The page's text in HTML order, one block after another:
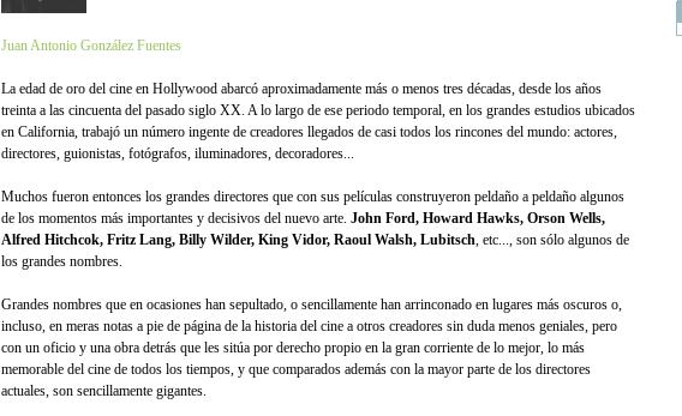
Juan Antonio González Fuentes
La edad de oro del cine en Hollywood abarcó aproximadamente más o menos tres décadas, desde los años
treinta a las cincuenta del pasado siglo XX. A lo largo de ese periodo temporal, en los grandes estudios ubicados
en California, trabajó un número ingente de creadores llegados de casi todos los rincones del mundo: actores,
directores, guionistas, fotógrafos, iluminadores, decoradores...
Muchos fueron entonces los grandes directores que con sus películas construyeron peldaño a peldaño algunos
de los momentos más importantes y decisivos del nuevo arte. John Ford, Howard Hawks, Orson Wells,
Alfred Hitchcok, Fritz Lang, Billy Wilder, King Vidor, Raoul Walsh, Lubitsch, etc..., son sólo algunos de
los grandes nombres.
Grandes nombres que en ocasiones han sepultado, o sencillamente han arrinconado en lugares más oscuros o,
incluso, en meras notas a pie de página de la historia del cine a otros creadores sin duda menos geniales, pero
con un oficio y una obra detrás que les sitúa por derecho propio en la gran corriente de lo mejor, lo más
memorable del cine de todos los tiempos, y que comparados además con la mayor parte de los directores
actuales, son sencillamente gigantes.